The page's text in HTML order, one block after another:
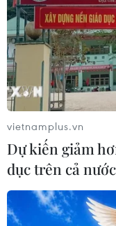
vietnamplus.vn
Dự kiến giảm
dục trên cả